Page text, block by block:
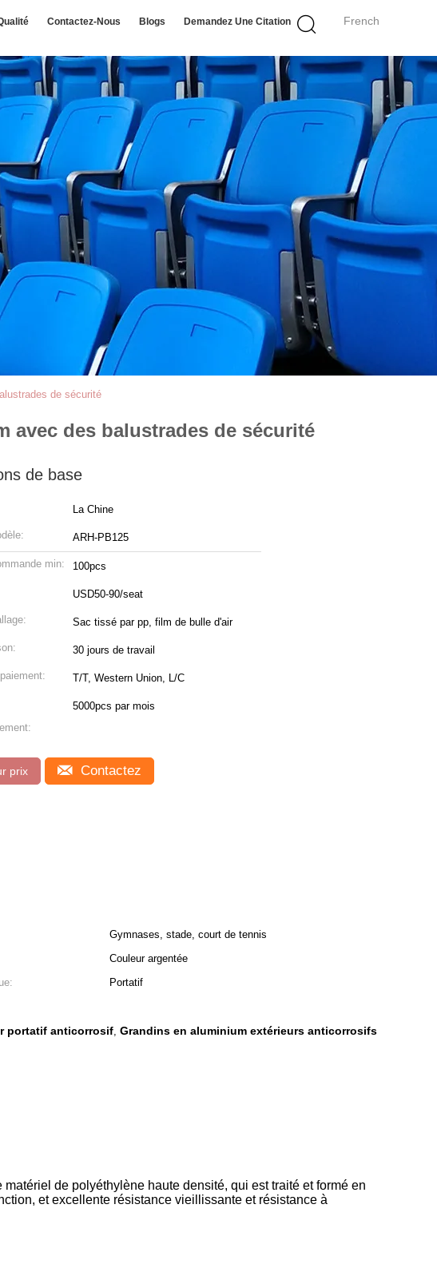
French
Contactez-Nous Blogs Demandez Une Citation
de sécurité
des balustrades de sécurité
de base
La Chine
ARH-PB125
min: 100pcs
USD50-90/seat
Sac tissé par pp, film de bulle d'air
30 jours de travail
T/T, Western Union, L/C
5000pcs par mois
prix Contactez
Gymnases, stade, court de tennis
Couleur argentée
Portatif
portatif anticorrosif, Grandins en aluminium extérieurs anticorrosifs
de polyéthylène haute densité, qui est traité et formé en
et excellente résistance vieillissante et résistance à